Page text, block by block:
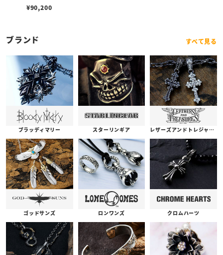
¥90,200
ブランド すべて見る
ブラッディマリー スターリンギア レザーズアンドトレジャーズ
ゴッドサンズ ロンワンズ クロムハーツ